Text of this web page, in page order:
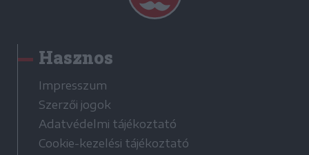
Hasznos
Impresszum
Szerzői jogok
Adatvédelmi tájékoztató
Cookie-kezelési tájékoztató